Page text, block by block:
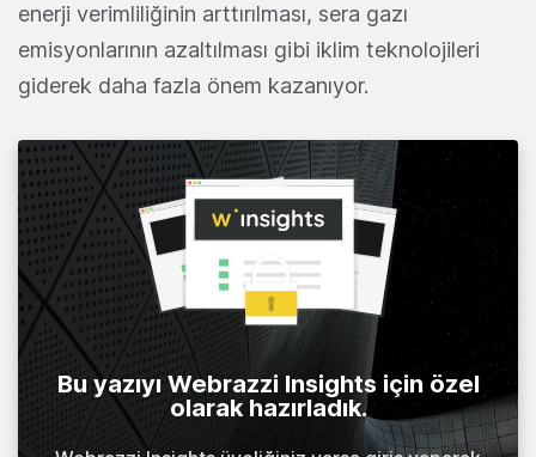
enerji verimliliğinin arttırılması, sera gazı
emisyonlarının azaltılması gibi iklim teknolojileri
giderek daha fazla önem kazanıyor.
Bu yazıyı Webrazzi Insights için özel
olarak hazırladık.